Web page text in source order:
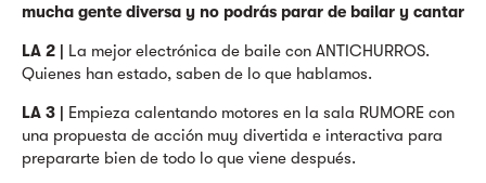
mucha gente diversa y no podrás parar de bailar y cantar
LA 2 | La mejor electrónica de baile con ANTICHURROS.
Quienes han estado, saben de lo que hablamos.
LA 3 | Empieza calentando motores en la sala RUMORE con
una propuesta de acción muy divertida e interactiva para
prepararte bien de todo lo que viene después.